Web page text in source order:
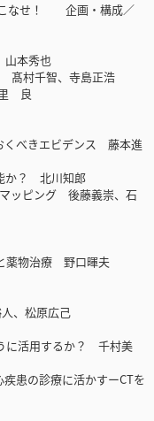
こなせ！ 企画・構成／
山本秀也
髙村千智、寺島正浩
里 良
くべきエビデンス 藤本進
か？ 北川知郎
ッピング 後藤義崇、石
薬物治療 野口暉夫
、松原広己
に活用するか？ 千村美
患の診療に活かすーCTを